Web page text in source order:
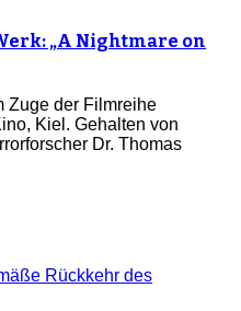
„A Nightmare on
Zuge der Filmreihe
Kiel. Gehalten von
Dr. Thomas